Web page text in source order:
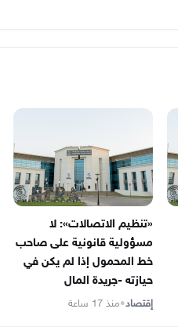
«تنظيم الاتصالات»: لا
مسؤولية قانونية على صاحب
خط المحمول إذا لم يكن في
حيازته -جريدة المال
إقتصاد•منذ 17 ساعة